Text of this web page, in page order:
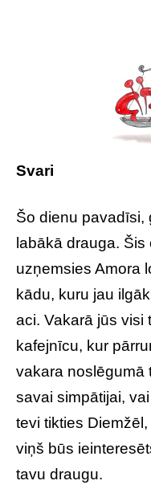
Svari
Šo dienu pavadīsi,
labākā drauga.
uzņemsies Amora
kādu, kuru jau
aci. Vakarā jūs visi
kafejnīcu, kur
vakara noslēgumā
savai simpātijai,
tevi tikties
viņš būs
tavu draugu.